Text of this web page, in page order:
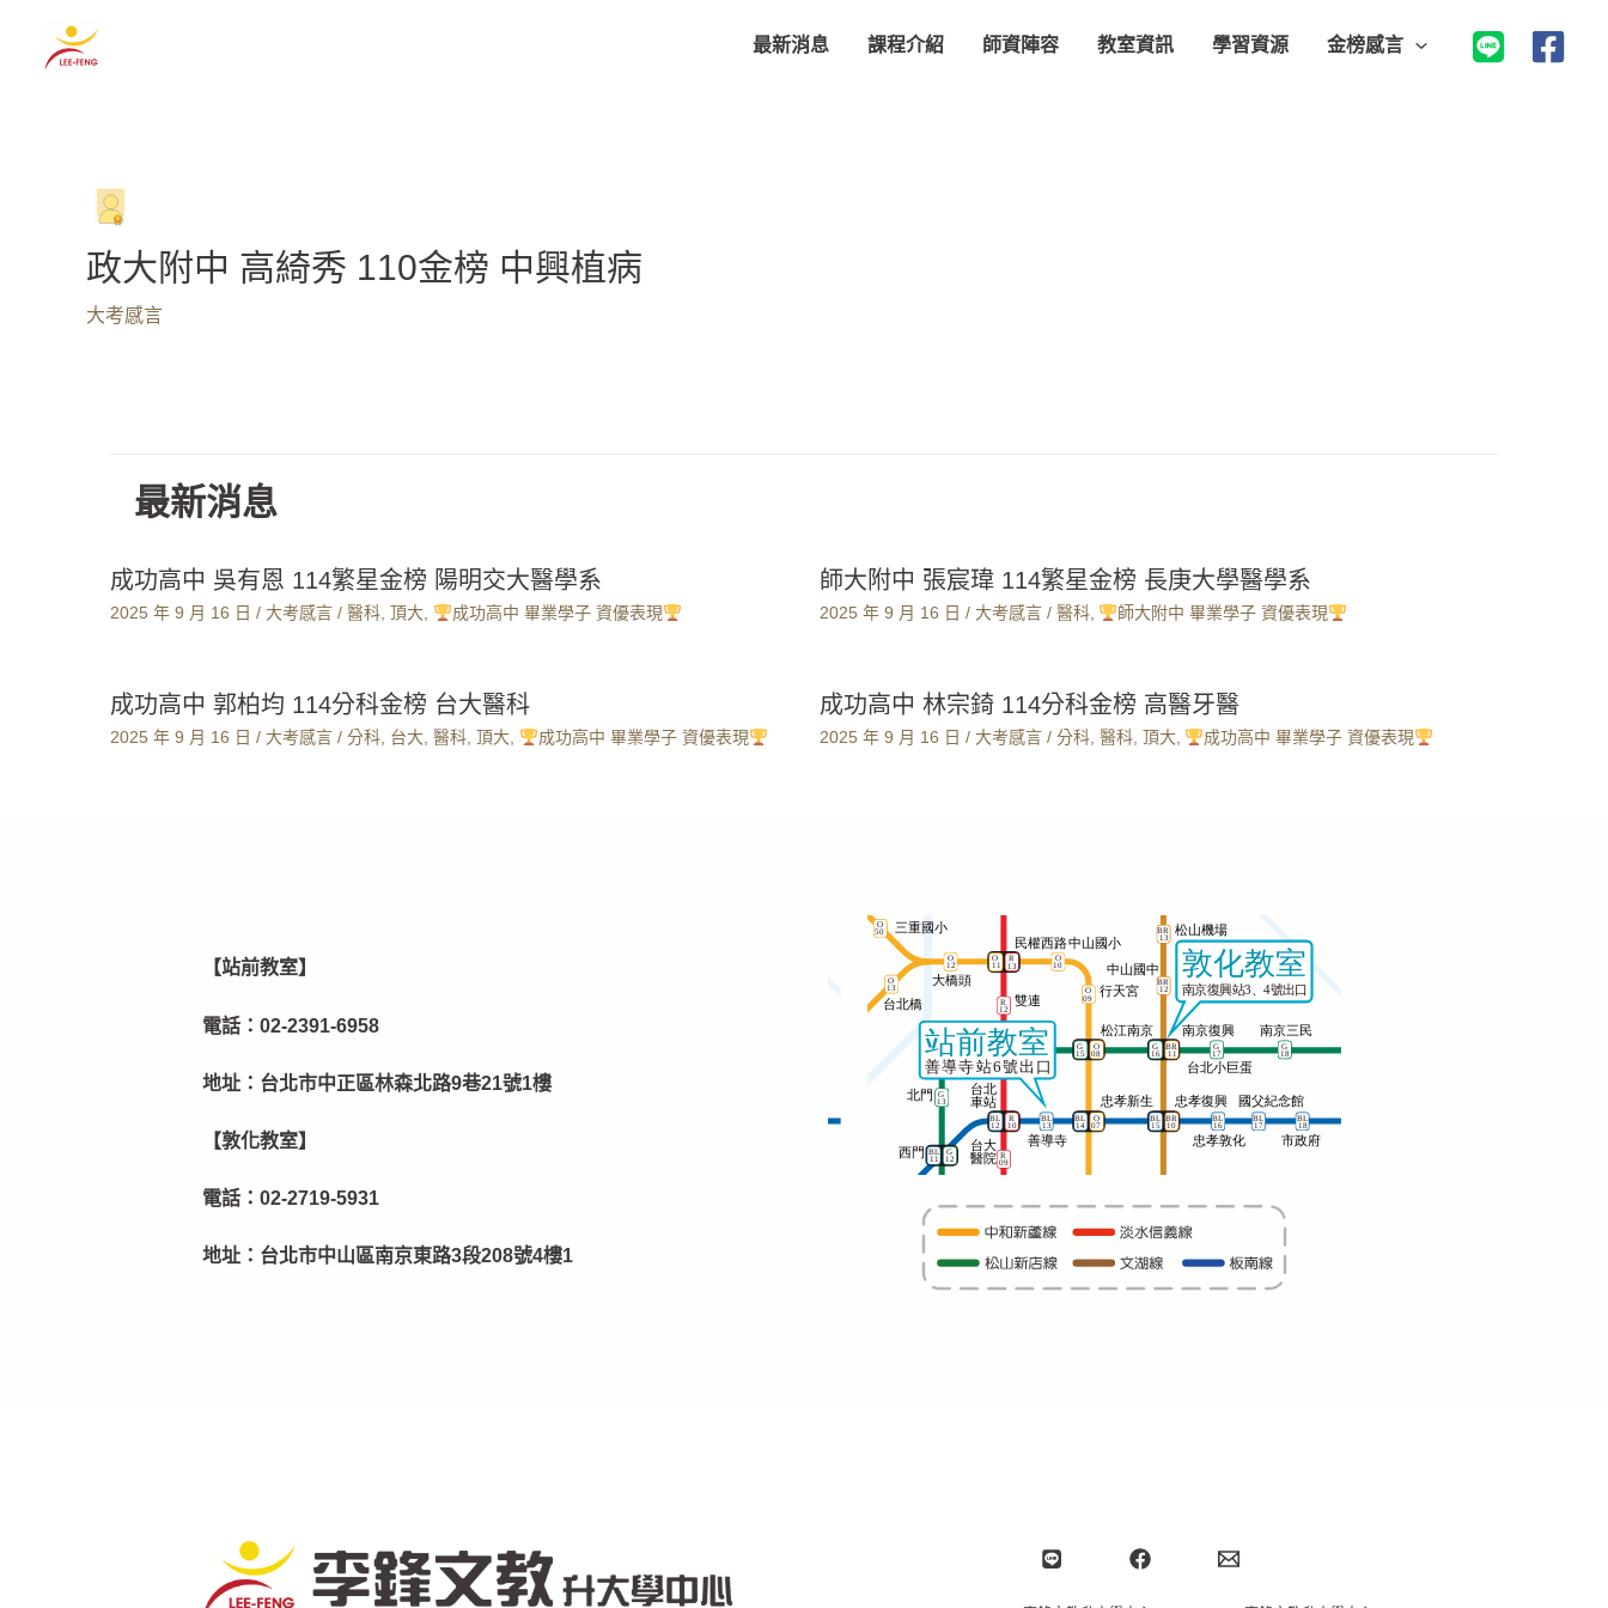
最新消息 課程介紹 師資陣容 教室資訊 學習資源 金榜感言
政大附中 高綺秀 110金榜 中興植病
大考感言
最新消息
成功高中 吳有恩 114繁星金榜 陽明交大醫學系
2025 年 9 月 16 日 / 大考感言 / 醫科, 頂大, 成功高中 畢業學子 資優表現
師大附中 張宸瑋 114繁星金榜 長庚大學醫學系
2025 年 9 月 16 日 / 大考感言/ 醫科, 師大附中 畢業學子 資優表現
成功高中 郭柏均 114分科金榜 台大醫科
2025 年 9 月 16 日 / 大考感言 / 分科, 台大, 醫科, 頂大, 成功高中 畢業學子 資優表現
成功高中 林宗錡 114分科金榜 高醫牙醫
2025 年 9 月 16 日 / 大考感言/ 分科, 醫科, 頂大, 成功高中 畢業學子 資優表現
【站前教室】
電話：02-2391-6958
地址： 台北市中正區林森北路9巷21號1樓
【敦化教室】
電話：02-2719-5931
地址： 台北市中山區南京東路3段208號4樓1